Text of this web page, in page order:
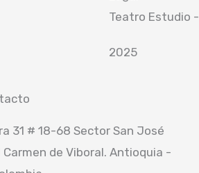
Teatro Estudio
2025
31 # 18-68 Sector San José
Carmen de Viboral. Antioquia -